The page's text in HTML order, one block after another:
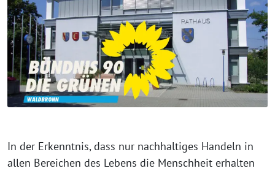
In der Erkenntnis, dass nur nachhaltiges Handeln in
allen Bereichen des Lebens die Menschheit erhalten